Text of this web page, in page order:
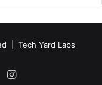
| Tech Yard Labs
Instagram